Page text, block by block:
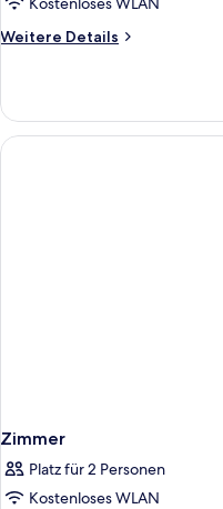
Weitere Details
Weitere
Zimmer
Platz für 2 Personen
Kostenloses WLAN